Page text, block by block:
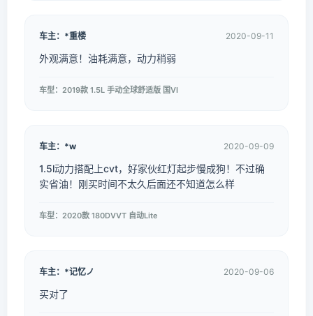
车主：*重楼 2020-09-11
外观满意！油耗满意，动力稍弱
车型：2019款 1.5L 手动全球舒适版 国VI
车主：*w 2020-09-09
1.5l动力搭配上cvt，好家伙红灯起步慢成狗！不过确
实省油！刚买时间不太久后面还不知道怎么样
车型：2020款 180DVVT 自动Lite
车主：*记忆ノ 2020-09-06
买对了